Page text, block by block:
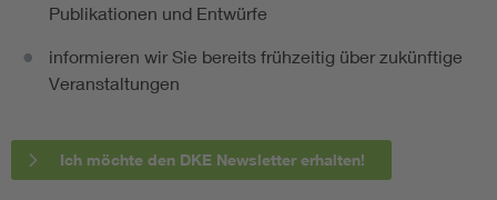
Publikationen und Entwürfe
informieren wir Sie bereits frühzeitig über zukünftige
Veranstaltungen
Ich möchte den DKE Newsletter erhalten!